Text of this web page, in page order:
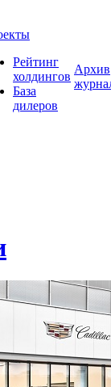
Рейтинг
холдингов
База
дилеров
Архив